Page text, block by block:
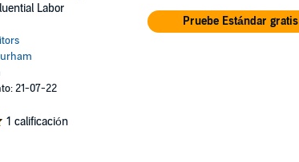
Labor
21-07-22
1 calificación
Pruebe Estándar gratis